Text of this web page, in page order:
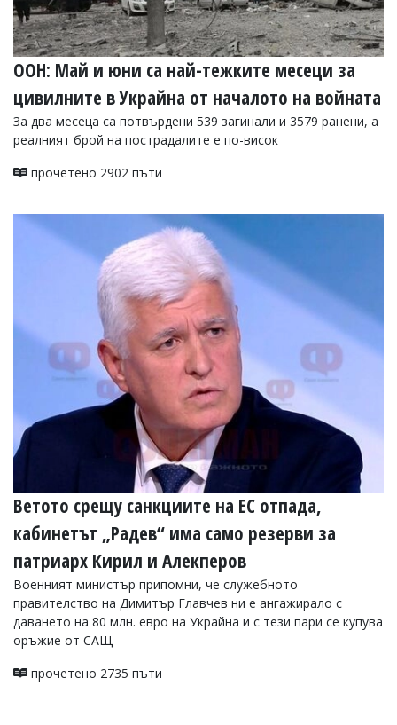
ООН: Май и юни са най-тежките месеци за
цивилните в Украйна от началото на войната
За два месеца са потвърдени 539 загинали и 3579 ранени, а
реалният брой на пострадалите е по-висок
прочетено 2902 пъти
Ветото срещу санкциите на ЕС отпада,
кабинетът „Радев“ има само резерви за
патриарх Кирил и Алекперов
Военният министър припомни, че служебното
правителство на Димитър Главчев ни е ангажирало с
даването на 80 млн. евро на Украйна и с тези пари се купува
оръжие от САЩ
прочетено 2735 пъти